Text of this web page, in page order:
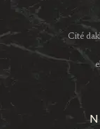
Cité